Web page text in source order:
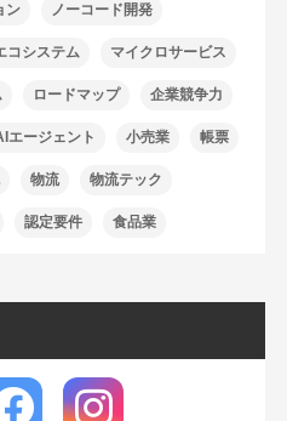
ン ノーコード開発
コシステム マイクロサービス
ロードマップ 企業競争力
エージェント 小売業 帳票
物流 物流テック
認定要件 食品業